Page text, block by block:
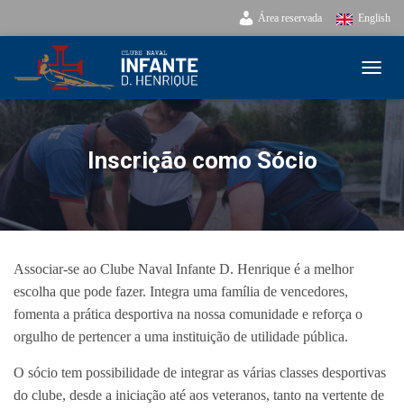
Área reservada English
Inscrição como Sócio
Associar-se ao Clube Naval Infante D. Henrique é a melhor
escolha que pode fazer. Integra uma família de vencedores,
fomenta a prática desportiva na nossa comunidade e reforça o
orgulho de pertencer a uma instituição de utilidade pública.
O sócio tem possibilidade de integrar as várias classes desportivas
do clube, desde a iniciação até aos veteranos, tanto na vertente de